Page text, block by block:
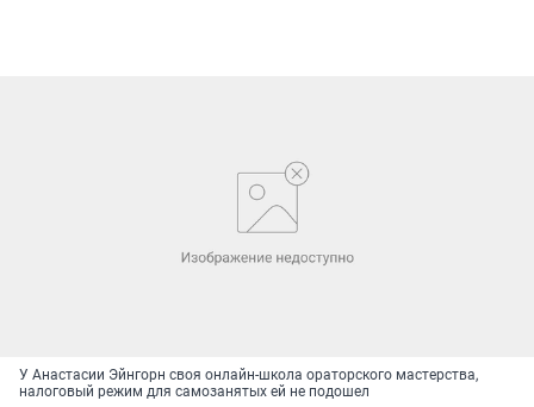
У Анастасии Эйнгорн своя онлайн-школа ораторского мастерства,
налоговый режим для самозанятых ей не подошел